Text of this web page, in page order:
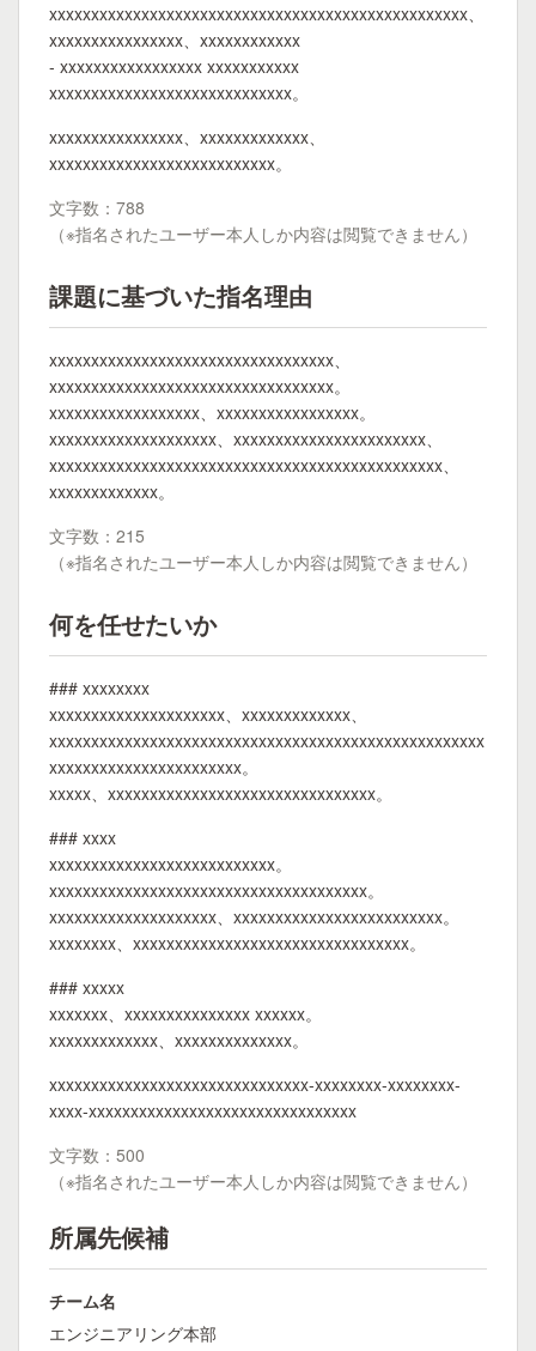
xxxxxxxxxxxxxxxxxxxxxxxxxxxxxxxxxxxxxxxxxxxxxxxxxx、
xxxxxxxxxxxxxxxx、xxxxxxxxxxxx
- xxxxxxxxxxxxxxxxx xxxxxxxxxxx
xxxxxxxxxxxxxxxxxxxxxxxxxxxxx。
xxxxxxxxxxxxxxxx、xxxxxxxxxxxxx、
xxxxxxxxxxxxxxxxxxxxxxxxxxx。
文字数：788
（※指名されたユーザー本人しか内容は閲覧できません）
課題に基づいた指名理由
xxxxxxxxxxxxxxxxxxxxxxxxxxxxxxxxxx、
xxxxxxxxxxxxxxxxxxxxxxxxxxxxxxxxxx。
xxxxxxxxxxxxxxxxxx、xxxxxxxxxxxxxxxxx。
xxxxxxxxxxxxxxxxxxxx、xxxxxxxxxxxxxxxxxxxxxxx、
xxxxxxxxxxxxxxxxxxxxxxxxxxxxxxxxxxxxxxxxxxxxxxx、
xxxxxxxxxxxxx。
文字数：215
（※指名されたユーザー本人しか内容は閲覧できません）
何を任せたいか
### xxxxxxxx
xxxxxxxxxxxxxxxxxxxxx、xxxxxxxxxxxxx、
xxxxxxxxxxxxxxxxxxxxxxxxxxxxxxxxxxxxxxxxxxxxxxxxxxxx
xxxxxxxxxxxxxxxxxxxxxxx。
xxxxx、xxxxxxxxxxxxxxxxxxxxxxxxxxxxxxxx。
### xxxx
xxxxxxxxxxxxxxxxxxxxxxxxxxx。
xxxxxxxxxxxxxxxxxxxxxxxxxxxxxxxxxxxxxx。
xxxxxxxxxxxxxxxxxxxx、xxxxxxxxxxxxxxxxxxxxxxxxx。
xxxxxxxx、xxxxxxxxxxxxxxxxxxxxxxxxxxxxxxxxx。
### xxxxx
xxxxxxx、xxxxxxxxxxxxxxx xxxxxx。
xxxxxxxxxxxxx、xxxxxxxxxxxxxx。
xxxxxxxxxxxxxxxxxxxxxxxxxxxxxxx-xxxxxxxx-xxxxxxxx-
xxxx-xxxxxxxxxxxxxxxxxxxxxxxxxxxxxxxx
文字数：500
（※指名されたユーザー本人しか内容は閲覧できません）
所属先候補
チーム名
エンジニアリング本部